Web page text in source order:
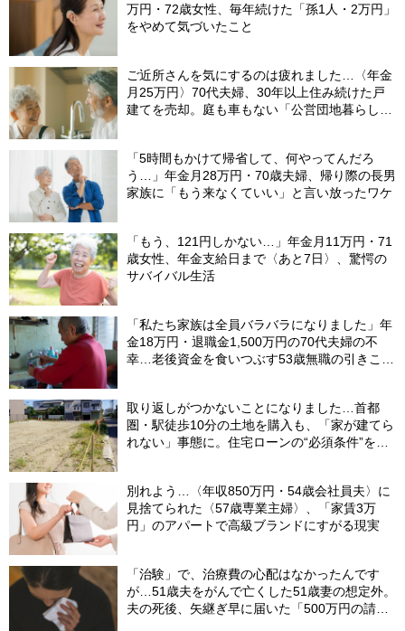
万円・72歳女性、毎年続けた「孫1人・2万円」
をやめて気づいたこと
ご近所さんを気にするのは疲れました…〈年金
月25万円〉70代夫婦、30年以上住み続けた戸
建てを売却。庭も車もない「公営団地暮らし」
「5時間もかけて帰省して、何やってんだろ
う…」年金月28万円・70歳夫婦、帰り際の長男
家族に「もう来なくていい」と言い放ったワケ
「もう、121円しかない…」年金月11万円・71
歳女性、年金支給日まで〈あと7日〉、驚愕の
サバイバル生活
「私たち家族は全員バラバラになりました」年
金18万円・退職金1,500万円の70代夫婦の不
幸…老後資金を食いつぶす53歳無職の引きこも
取り返しがつかないことになりました…首都
圏・駅徒歩10分の土地を購入も、「家が建てら
れない」事態に。住宅ローンの“必須条件”を見
別れよう…〈年収850万円・54歳会社員夫〉に
見捨てられた〈57歳専業主婦〉、「家賃3万
円」のアパートで高級ブランドにすがる現実
「治験」で、治療費の心配はなかったんです
が…51歳夫をがんで亡くした51歳妻の想定外。
夫の死後、矢継ぎ早に届いた「500万円の請求